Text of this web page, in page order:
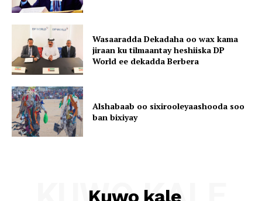
Wasaaradda Dekadaha oo wax kama
jiraan ku tilmaantay heshiiska DP
World ee dekadda Berbera
Alshabaab oo sixirooleyaashooda soo
ban bixiyay
Kuwo kale